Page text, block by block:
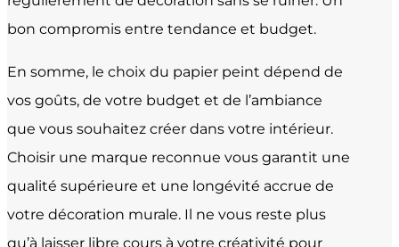
bon compromis entre tendance et budget.
En somme, le choix du papier peint dépend de
vos goûts, de votre budget et de l’ambiance
que vous souhaitez créer dans votre intérieur.
Choisir une marque reconnue vous garantit une
qualité supérieure et une longévité accrue de
votre décoration murale. Il ne vous reste plus
qu’à laisser libre cours à votre créativité pour